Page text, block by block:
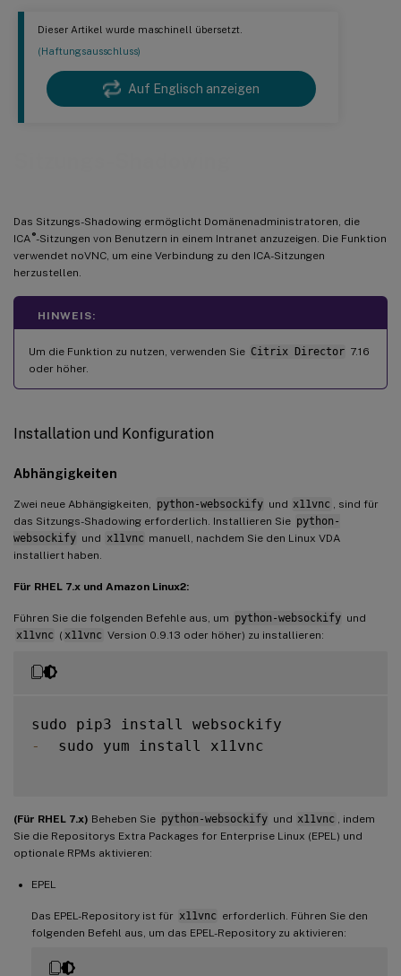
Dieser Artikel wurde maschinell übersetzt.
(Haftungsausschluss)
Auf Englisch anzeigen
Das Sitzungs-Shadowing ermöglicht Domänenadministratoren, die
ICA ®-Sitzungen von Benutzern in einem Intranet anzuzeigen. Die Funktion
verwendet noVNC, um eine Verbindung zu den ICA-Sitzungen
herzustellen.
HINWEIS:
Um die Funktion zu nutzen, verwenden Sie Citrix Director 7.16
oder höher.
Installation und Konfiguration
Abhängigkeiten
Zwei neue Abhängigkeiten, python-websockify und x11vnc
, sind für
das Sitzungs-Shadowing erforderlich. Installieren Sie python-
websockify und x11vnc manuell, nachdem Sie den Linux VDA
installiert haben.
Für RHEL 7.x und Amazon Linux2:
Führen Sie die folgenden Befehle aus, um python-websockify und
x11vnc ( x11vnc Version 0.9.13 oder höher) zu installieren:
-
  sudo yum install x11vnc
(Für RHEL 7.x) Beheben Sie python-websockify und x11vnc
, indem
Sie die Repositorys Extra Packages for Enterprise Linux (EPEL) und
optionale RPMs aktivieren:
EPEL
Das EPEL-Repository ist für x11vnc erforderlich. Führen Sie den
folgenden Befehl aus, um das EPEL-Repository zu aktivieren: